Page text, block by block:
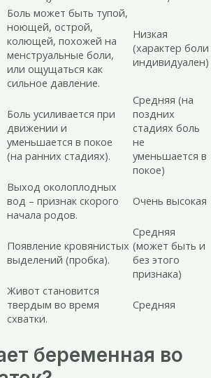
Боль может быть тупой,
ноющей, острой,
колющей, похожей на
менструальные боли,
или ощущаться как
сильное давление.
Низкая
(характер боли
индивидуален)
Боль усиливается при
движении и
уменьшается в покое
(на ранних стадиях).
Средняя (на
поздних
стадиях боль
не
уменьшается в
покое)
Выход околоплодных
вод – признак скорого
начала родов.
Очень высокая
Появление кровянистых
выделений (пробка).
Средняя
(может быть и
без этого
признака)
Живот становится
твердым во время
схватки.
Средняя
беременная во